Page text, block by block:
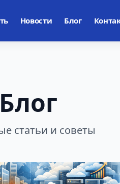
Новости Блог
Блог
статьи и советы